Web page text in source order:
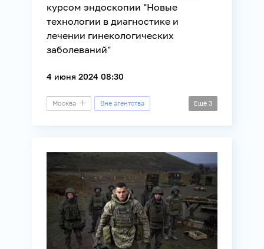
курсом эндоскопии "Новые
технологии в диагностике и
лечении гинекологических
заболеваний"
4 июня 2024 08:30
Москва Вне агентства Ещё 3